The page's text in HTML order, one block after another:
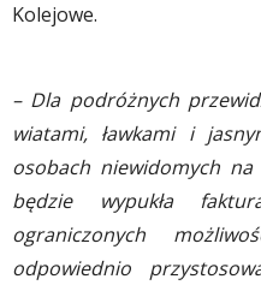
Kolejowe.
– Dla podróżnych
wiatami, ławkami i
osobach niewidomych
będzie wypukła
ograniczonych
odpowiednio